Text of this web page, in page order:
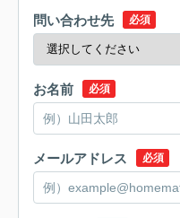
問い合わせ先 必須
お名前 必須
メールアドレス 必須